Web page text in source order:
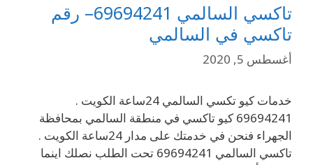
تاكسي السالمي 69694241– رقم
تاكسي في السالمي
أغسطس 5, 2020
خدمات كيو تكسي السالمي 24ساعة الكويت .
69694241 كيو تاكسي في منطقة السالمي بمحافظة
الجهراء فنحن في خدمتك على مدار 24ساعة الكويت .
تاكسي السالمي 69694241 تحت الطلب نصلك اينما